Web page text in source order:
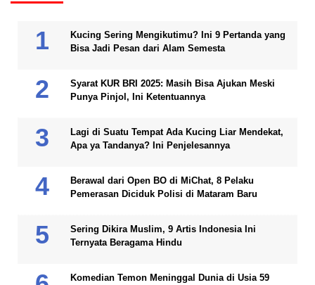
Kucing Sering Mengikutimu? Ini 9 Pertanda yang
Bisa Jadi Pesan dari Alam Semesta
Syarat KUR BRI 2025: Masih Bisa Ajukan Meski
Punya Pinjol, Ini Ketentuannya
Lagi di Suatu Tempat Ada Kucing Liar Mendekat,
Apa ya Tandanya? Ini Penjelesannya
Berawal dari Open BO di MiChat, 8 Pelaku
Pemerasan Diciduk Polisi di Mataram Baru
Sering Dikira Muslim, 9 Artis Indonesia Ini
Ternyata Beragama Hindu
Komedian Temon Meninggal Dunia di Usia 59